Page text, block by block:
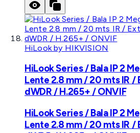
HiLook by HIKVISION
HiLook Series / Bala IP 2
Lente 2.8 mm / 20 mts IR /
dWDR / H.265+ / ONVIF
HiLook Series / Bala IP 2
Lente 2.8 mm / 20 mts IR /